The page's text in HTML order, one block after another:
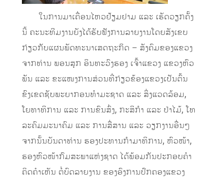
ໃນການມາເຄື່ອນໄຫວຢ້ຽມຢາມ ແລະ ເຮັດວຽກຄັ້ງ
ນີ້ ຄະນະທີມງານຍັງໄດ້ຮັບຟັງການລາຍງານໂດຍສັງເຂບ
ກ່ຽວກັບແຜນພັດທະນາເສດຖະກິດ – ສັງຄົມຂອງແຂວງ
ຈາກທ່ານ ພອນສຸກ ອິນທະວົງຮອງ ເຈົ້າແຂວງ ແຂວງຫົວ
ພັນ ແລະ ຂະແໜງການສ່ວນທີ່ກ່ຽວຂ້ອງແຂວງເປັນຕົ້ນ
ຂົງເຂດຊັບພະຍາກອນທຳມະຊາດ ແລະ ສິ່ງແວດລ້ອມ,
ໂຍທາທິການ ແລະ ການຂົນສົ່ງ, ກະສິກຳ ແລະ ປ່າໄມ້, ໂທ
ລະຄົມມະນາຄົມ ແລະ ການສື່ສານ ແລະ ວຽກງານອື່ນໆ
ຈາກນັ້ນບັນດາທ່ານ ຮອງປະທານກຳມາທິການ, ຫົວໜ້າ,
ຮອງຫົວໜ້າກົມສະພາແຫ່ງຊາດ ໄດ້ພ້ອມກັນປະກອບຄຳ
ຄິດຄຳເຫັນ ຕໍ່ບົດລາຍງານ ຂອງອົງການປົກຄອງແຂວງ